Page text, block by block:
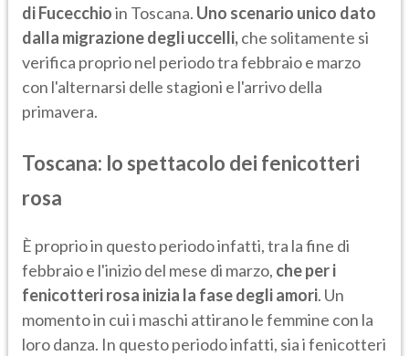
di Fucecchioin Toscana. Uno scenario unico dato
dalla migrazione degli uccelli,che solitamente si
verifica proprio nel periodo tra febbraio e marzo
con l'alternarsi delle stagioni e l'arrivo della
primavera.
Toscana: lo spettacolo dei fenicotteri
rosa
È proprio in questo periodo infatti, tra la fine di
febbraio e l'inizio del mese di marzo, che per i
fenicotteri rosa inizia la fase degli amori. Un
momento in cui i maschi attirano le femmine con la
loro danza. In questo periodo infatti, sia i fenicotteri